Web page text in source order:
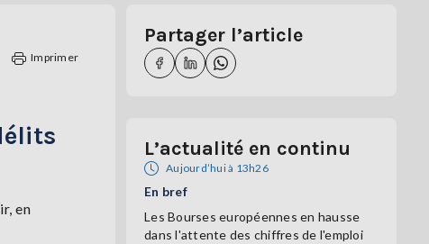
Imprimer
en
Partager l’article
L’actualité en continu
Aujourd’hui à 13h26
En bref
Les Bourses européennes en hausse
dans l'attente des chiffres de l'emploi